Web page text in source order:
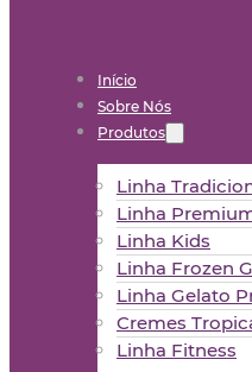
Início
Sobre Nós
Produtos
Linha
Linha
Linha Kids
Linha Frozen
Linha Gelato
Cremes
Linha Fitness